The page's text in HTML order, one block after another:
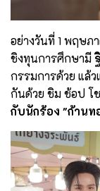
อย่างวันที่ 1 พฤษภ
ชิงทุนการศึกษามี
กรรมการด้วย แล้
กันด้วย ชิม ช้อป โ
กับนักร้อง "ก้านท